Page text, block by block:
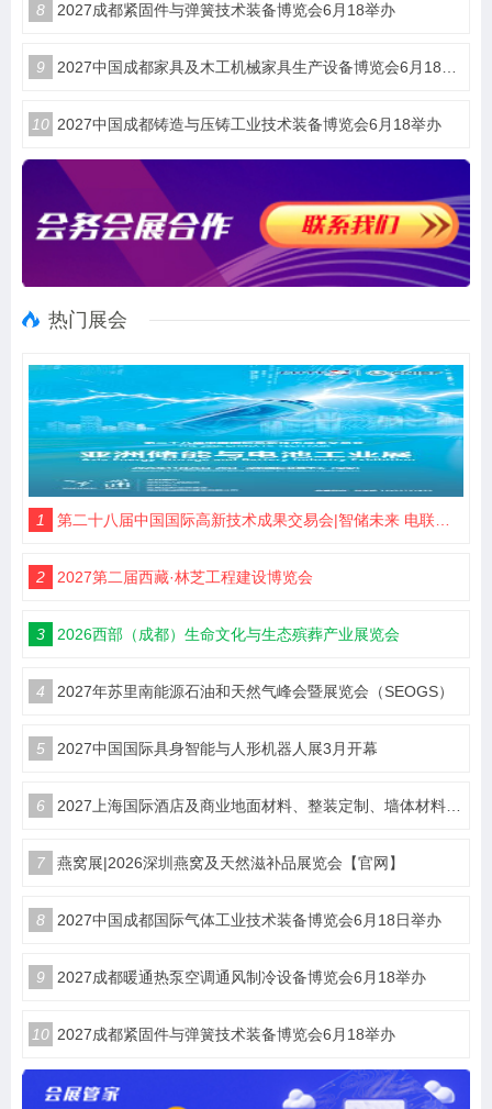
8 2027成都紧固件与弹簧技术装备博览会6月18举办
9 2027中国成都家具及木工机械家具生产设备博览会6月18举办
10 2027中国成都铸造与压铸工业技术装备博览会6月18举办
热门展会
1 第二十八届中国国际高新技术成果交易会|智储未来 电联高交
2 2027第二届西藏·林芝工程建设博览会
3 2026西部（成都）生命文化与生态殡葬产业展览会
4 2027年苏里南能源石油和天然气峰会暨展览会（SEOGS）
5 2027中国国际具身智能与人形机器人展3月开幕
6 2027上海国际酒店及商业地面材料、整装定制、墙体材料及精品设计、智慧酒店、照明及智能控制博览会 展位火热销售中！
7 燕窝展|2026深圳燕窝及天然滋补品展览会【官网】
8 2027中国成都国际气体工业技术装备博览会6月18日举办
9 2027成都暖通热泵空调通风制冷设备博览会6月18举办
10 2027成都紧固件与弹簧技术装备博览会6月18举办